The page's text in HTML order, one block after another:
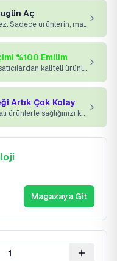
Aç
Teknik bilgi gerektirmez. Sadece ürünlerin, markan ve platformumuz yeterli.
%100 Emilim
Güvenilir yerel satıcılardan kaliteli ürünler kapınıza gelsin.
Artık Çok Kolay
Güvenli, sertifikalı ürünlerle sağlığınızı koruyun.
Magazaya Git
1